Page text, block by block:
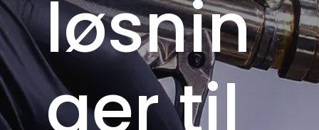
løsnin
ger til